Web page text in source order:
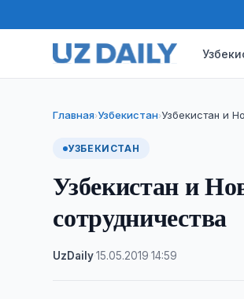
Главная›Узбекистан›Узбекистан и
УЗБЕКИСТАН
Узбекистан и
сотрудничества
UzDaily·15.05.2019 ·14:59